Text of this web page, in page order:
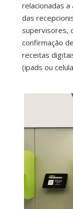
relacionadas
das
supervisores,
confirmação
receitas
(ipads ou